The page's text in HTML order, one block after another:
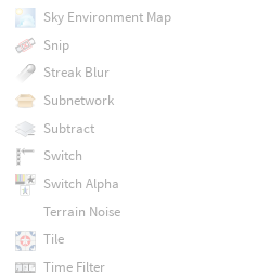
Sky Environment Map
Snip
Streak Blur
Subnetwork
Subtract
Switch
Switch Alpha
Terrain Noise
Tile
Time Filter